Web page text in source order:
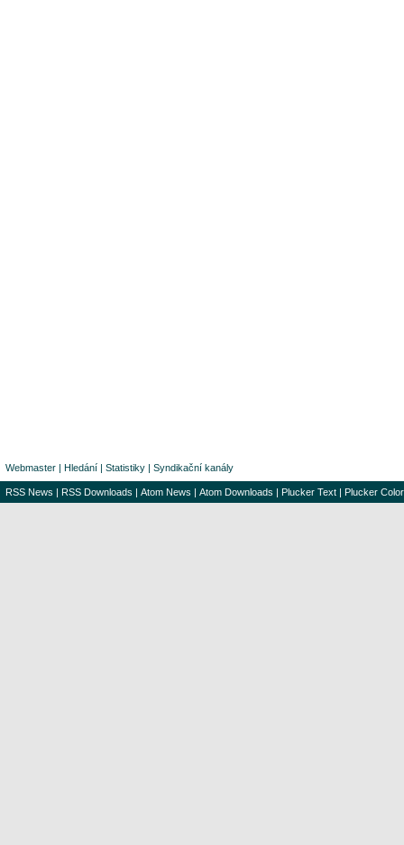
Webmaster | Hledání | Statistiky | Syndikační kanály
RSS News | RSS Downloads | Atom News | Atom Downloads | Plucker Text | Plucker Color